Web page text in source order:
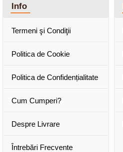
Info
Termeni şi Condiţii
Politica de Cookie
Politica de Confidențialitate
Cum Cumperi?
Despre Livrare
Întrebări Frecvente